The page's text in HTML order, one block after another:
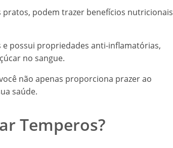
podem trazer benefícios nutricionais
possui propriedades anti-inflamatórias,
no sangue.
não apenas proporciona prazer ao
saúde.
Temperos?